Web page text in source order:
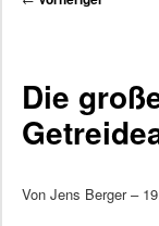
Die
Von Jens Berger –